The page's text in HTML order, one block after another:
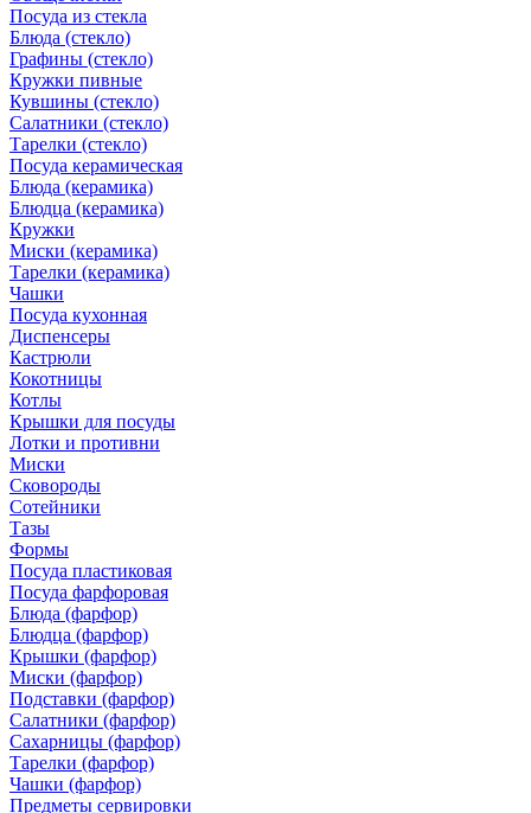
Посуда из стекла
Блюда (стекло)
Графины (стекло)
Кружки пивные
Кувшины (стекло)
Салатники (стекло)
Тарелки (стекло)
Посуда керамическая
Блюда (керамика)
Блюдца (керамика)
Кружки
Миски (керамика)
Тарелки (керамика)
Чашки
Посуда кухонная
Диспенсеры
Кастрюли
Кокотницы
Котлы
Крышки для посуды
Лотки и противни
Миски
Сковороды
Сотейники
Тазы
Формы
Посуда пластиковая
Посуда фарфоровая
Блюда (фарфор)
Блюдца (фарфор)
Крышки (фарфор)
Миски (фарфор)
Подставки (фарфор)
Салатники (фарфор)
Сахарницы (фарфор)
Тарелки (фарфор)
Чашки (фарфор)
Предметы сервировки